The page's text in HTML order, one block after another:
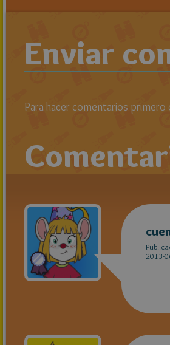
Enviar
Para hacer comentarios primero
2013-